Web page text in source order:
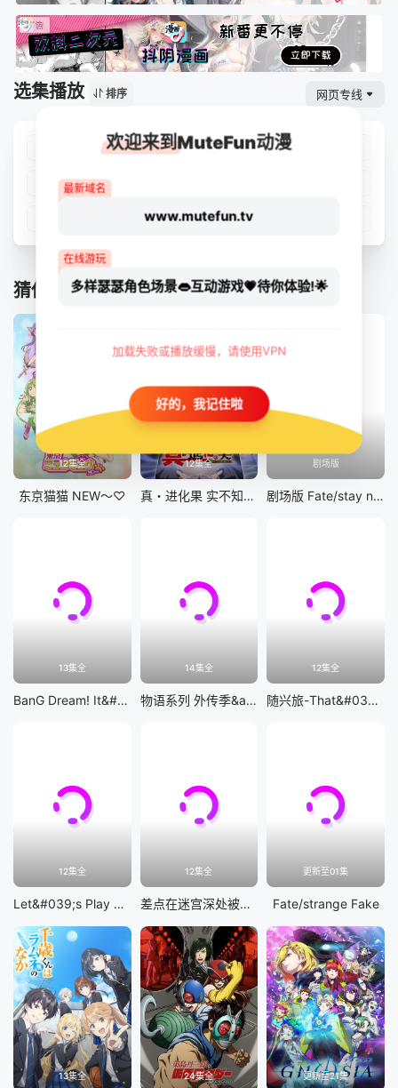
选集播放 排序 网页专线
第02集 第03集
第05集
第10集 第11集
猜你喜欢
12集全
东京猫猫 NEW～♡
12集全
真・进化果 实不知不觉踏上胜利的人生
剧场版
剧场版 Fate/stay night [Heaven&#039;s Feel] III.spring song
13集全
BanG Dream! It&#039;s MyGO!!!!!
14集全
物语系列 外传季&amp;怪物季
12集全
随兴旅-That&#039;s Journey-
12集全
Let&#039;s Play 充满挑战的人生
12集全
差点在迷宫深处被信任的伙伴杀掉，但靠着天赐技能「无限扭蛋」获得等级9999的伙伴，我要向前队友和世界展开复仇&amp;「给他们好看！」
更新至01集
Fate/strange Fake
13集全 24集全 更新至21集
欢迎来到MuteFun动漫
最新域名
www.mutefun.tv
在线游玩
多样瑟瑟角色场景👄互动游戏💗待你体验!🌟
加载失败或播放缓慢，请使用VPN
好的，我记住啦